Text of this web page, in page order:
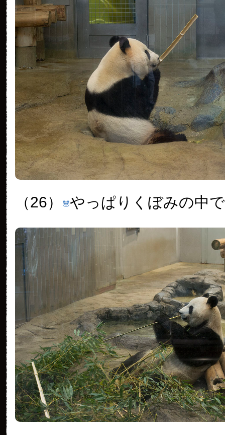
（26） やっぱりくぼみの中